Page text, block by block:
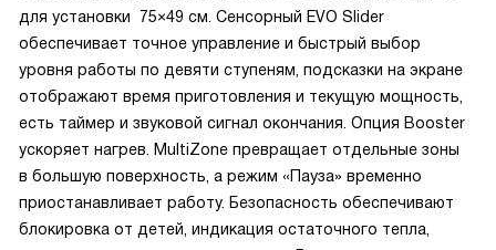
для установки 75×49 см. Сенсорный EVO Slider
обеспечивает точное управление и быстрый выбор
уровня работы по девяти ступеням, подсказки на экране
отображают время приготовления и текущую мощность,
есть таймер и звуковой сигнал окончания. Опция Booster
ускоряет нагрев. MultiZone превращает отдельные зоны
в большую поверхность, а режим «Пауза» временно
приостанавливает работу. Безопасность обеспечивают
блокировка от детей, индикация остаточного тепла,